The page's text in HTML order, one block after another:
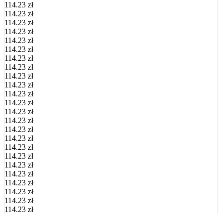
114.23 zł
114.23 zł
114.23 zł
114.23 zł
114.23 zł
114.23 zł
114.23 zł
114.23 zł
114.23 zł
114.23 zł
114.23 zł
114.23 zł
114.23 zł
114.23 zł
114.23 zł
114.23 zł
114.23 zł
114.23 zł
114.23 zł
114.23 zł
114.23 zł
114.23 zł
114.23 zł
114.23 zł